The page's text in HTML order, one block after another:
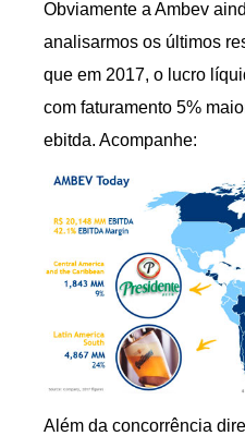
Obviamente a Ambev
analisarmos os últimos
que em 2017, o lucro
com faturamento 5%
ebitda. Acompanhe:
Além da concorrência